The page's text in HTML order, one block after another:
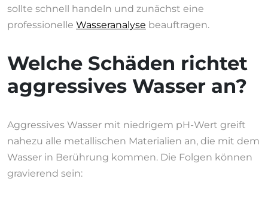
sollte schnell handeln und zunächst eine
professionelle Wasseranalyse beauftragen.
Welche Schäden richtet
aggressives Wasser an?
Aggressives Wasser mit niedrigem pH-Wert greift
nahezu alle metallischen Materialien an, die mit dem
Wasser in Berührung kommen. Die Folgen können
gravierend sein: